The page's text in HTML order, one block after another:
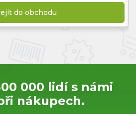
do obchodu
000 lidí s námi
nákupech.